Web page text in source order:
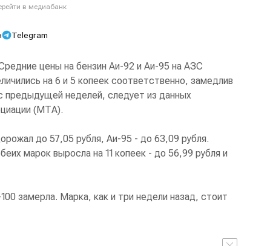
в медиабанк
Telegram
цены на бензин Аи-92 и Аи-95 на АЗС
на 6 и 5 копеек соответственно, замедлив
предыдущей неделей, следует из данных
(МТА).
до 57,05 рубля, Аи-95 - до 63,09 рубля.
марок выросла на 11 копеек - до 56,99 рубля и
замерла. Марка, как и три недели назад, стоит